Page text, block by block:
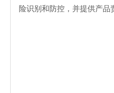
险识别和防控，并提供产品